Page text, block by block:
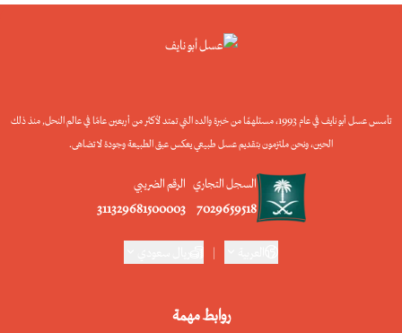
روابط مهمة
تأسس عسل أبو نايف في عام 1993، مستلهمًا من خبرة والده التي تمتد لأكثر من أربعين عامًا في عالم النحل, منذ ذلك
الحين، ونحن ملتزمون بتقديم عسل طبيعي يعكس عبق الطبيعة وجودة لا تضاهى.
السجل التجاري
7029659518
الرقم الضريبي
311329681500003
|